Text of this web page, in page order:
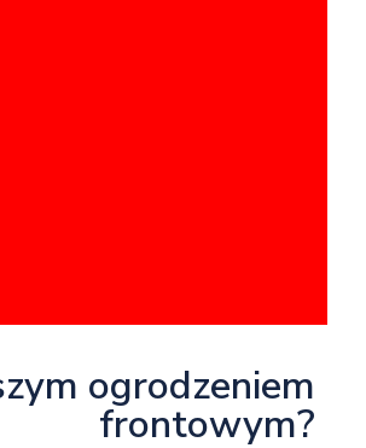
ogrodzeniem
frontowym?